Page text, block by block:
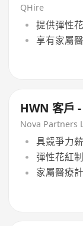
QHire
提供彈性
享有家屬
HWN 客戶
Nova Partners
具競爭力
彈性花紅
家屬醫療